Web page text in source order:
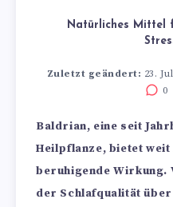
Natürliches Mittel
Zuletzt geändert: 23.
0
Baldrian, eine seit
Heilpflanze, bietet weit
beruhigende Wirkung.
der Schlafqualität